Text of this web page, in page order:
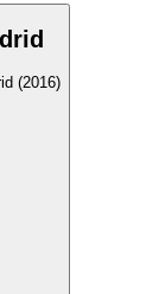
(2016)